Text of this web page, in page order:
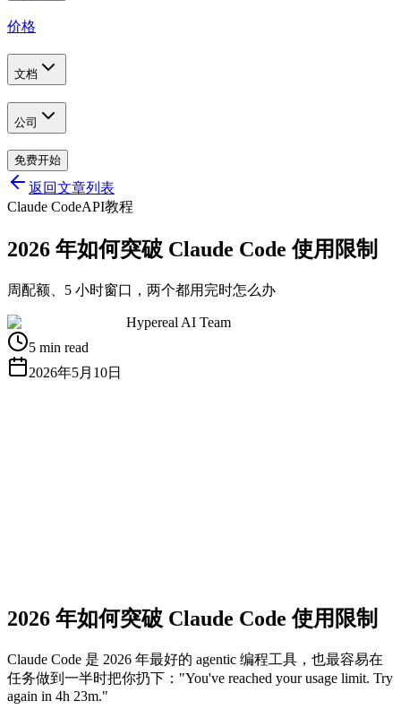
价格
文档
公司
免费开始
返回文章列表
Claude CodeAPI教程
2026 年如何突破 Claude Code 使用限制
周配额、5 小时窗口，两个都用完时怎么办
Hypereal AI Team
5 min read
2026年5月10日
2026 年如何突破 Claude Code 使用限制
Claude Code 是 2026 年最好的 agentic 编程工具，也最容易在
任务做到一半时把你扔下："You've reached your usage limit. Try
again in 4h 23m."